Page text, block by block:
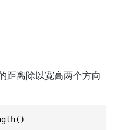
距离除以宽高两个方向